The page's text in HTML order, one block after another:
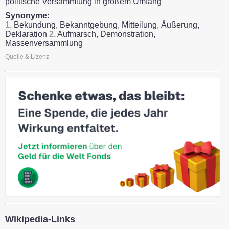
Synonyme:
1. Bekundung, Bekanntgebung, Mitteilung, Äußerung,
Deklaration 2.Aufmarsch, Demonstration,
Massenversammlung
Quelle & Lizenz
Wikipedia-Links